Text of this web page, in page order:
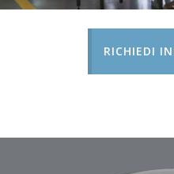
RICHIEDI